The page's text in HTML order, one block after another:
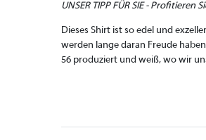
UNSER TIPP FÜR SIE - Profitieren
Dieses Shirt ist so edel und
werden lange daran Freude
56 produziert und weiß, wo wir